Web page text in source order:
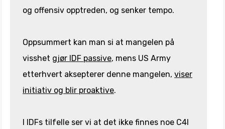
og offensiv opptreden, og senker tempo.
Oppsummert kan man si at mangelen på
visshet gjør IDF passive, mens US Army
etterhvert aksepterer denne mangelen, viser
initiativ og blir proaktive.
I IDFs tilfelle ser vi at det ikke finnes noe C4I